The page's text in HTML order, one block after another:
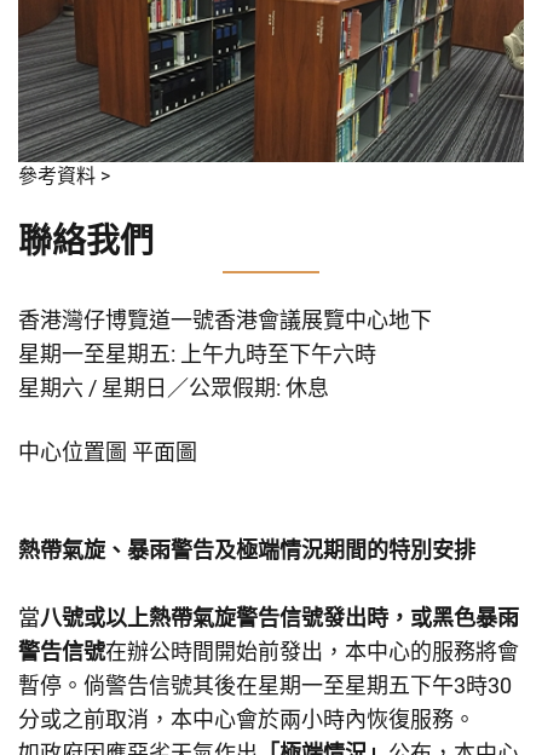
參考資料 >
聯絡我們
香港灣仔博覽道一號香港會議展覽中心地下
星期一至星期五: 上午九時至下午六時
星期六 / 星期日／公眾假期: 休息
中心位置圖 平面圖
熱帶氣旋、暴雨警告及極端情況期間的特別安排
當八號或以上熱帶氣旋警告信號發出時，或黑色暴雨
警告信號在辦公時間開始前發出，本中心的服務將會
暫停。倘警告信號其後在星期一至星期五下午3時30
分或之前取消，本中心會於兩小時內恢復服務。